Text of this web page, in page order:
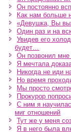
Он постоянно
Как нам больше
«Девушка, Вы
Один раз и на
Увидев его
будет…
Он позвонил мне
Я мечтала
Никогда не иди
Но время
Мы просто
Прокурор
С ним я
миг отношений
Тут же у меня
Я в него была